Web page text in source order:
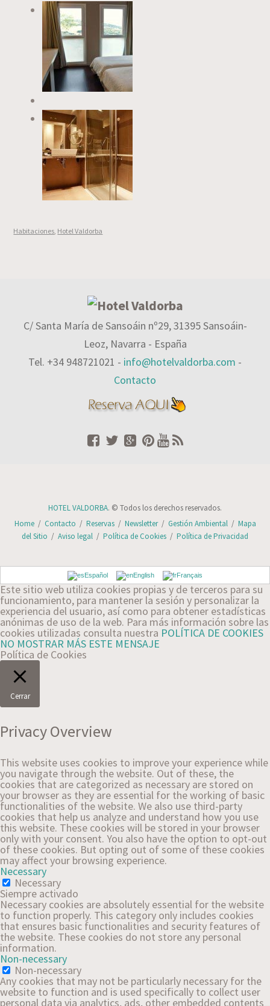
Habitaciones, Hotel Valdorba
C/ Santa María de Sansoáin nº29, 31395 Sansoáin-
Leoz, Navarra - España
Tel. +34 948721021 - info@hotelvaldorba.com -
Contacto
HOTEL VALDORBA. © Todos los derechos reservados.
Home/ Contacto / Reservas/ Newsletter/ Gestión Ambiental/ Mapa
del Sitio / Aviso legal / Política de Cookies / Política de Privacidad
Español English Français
Este sitio web utiliza cookies propias y de terceros para su
funcionamiento, para mantener la sesión y personalizar la
experiencia del usuario, así como para obtener estadísticas
anónimas de uso de la web. Para más información sobre las
cookies utilizadas consulta nuestra POLÍTICA DE COOKIES
NO MOSTRAR MÁS ESTE MENSAJE
Política de Cookies
Cerrar
Privacy Overview
This website uses cookies to improve your experience while
you navigate through the website. Out of these, the
cookies that are categorized as necessary are stored on
your browser as they are essential for the working of basic
functionalities of the website. We also use third-party
cookies that help us analyze and understand how you use
this website. These cookies will be stored in your browser
only with your consent. You also have the option to opt-out
of these cookies. But opting out of some of these cookies
may affect your browsing experience.
Necessary
Necessary
Siempre activado
Necessary cookies are absolutely essential for the website
to function properly. This category only includes cookies
that ensures basic functionalities and security features of
the website. These cookies do not store any personal
information.
Non-necessary
Non-necessary
Any cookies that may not be particularly necessary for the
website to function and is used specifically to collect user
personal data via analytics, ads, other embedded contents